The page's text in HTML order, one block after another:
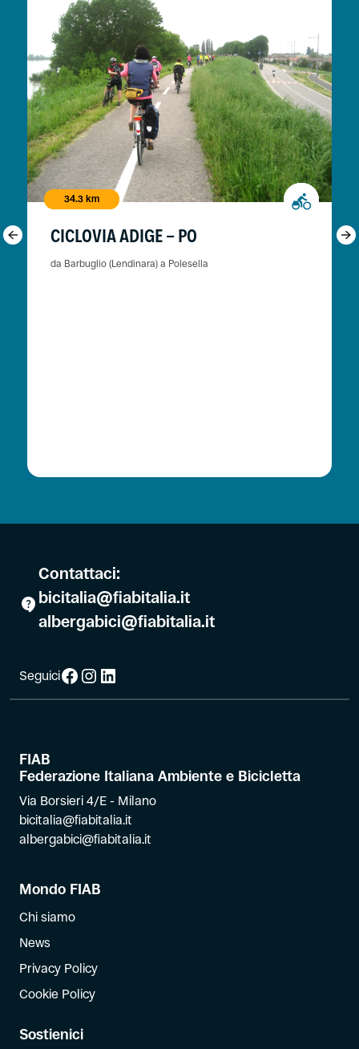
34.3 km
CICLOVIA ADIGE - PO
da Barbuglio (Lendinara) a Polesella
Contattaci:
bicitalia@fiabitalia.it
albergabici@fiabitalia.it
SeguiciFacebook
Instagram
LinkedIn
FIAB
Federazione Italiana Ambiente e Bicicletta
Via Borsieri 4/E - Milano
bicitalia@fiabitalia.it
albergabici@fiabitalia.it
Mondo FIAB
Chi siamo
News
Privacy Policy
Cookie Policy
Sostienici